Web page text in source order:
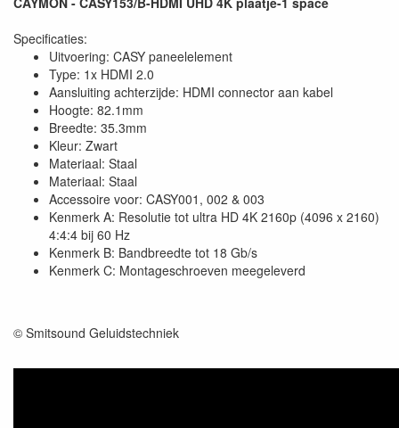
Specificaties:
Uitvoering: CASY paneelelement
Type: 1x HDMI 2.0
Aansluiting achterzijde: HDMI connector aan kabel
Hoogte: 82.1mm
Breedte: 35.3mm
Kleur: Zwart
Materiaal: Staal
Materiaal: Staal
Accessoire voor: CASY001, 002 & 003
Kenmerk A: Resolutie tot ultra HD 4K 2160p (4096 x 2160)
4:4:4 bij 60 Hz
Kenmerk B: Bandbreedte tot 18 Gb/s
Kenmerk C: Montageschroeven meegeleverd
© Smitsound Geluidstechniek